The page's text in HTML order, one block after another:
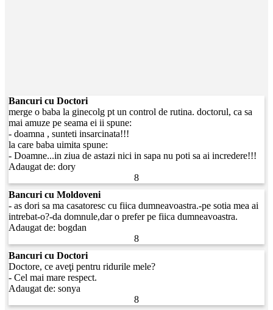
Bancuri cu Doctori
merge o baba la ginecolg pt un control de rutina. doctorul, ca sa
mai amuze pe seama ei ii spune:
- doamna , sunteti insarcinata!!!
la care baba uimita spune:
- Doamne...in ziua de astazi nici in sapa nu poti sa ai incredere!!!
Adaugat de:dory
8
Bancuri cu Moldoveni
- as dori sa ma casatoresc cu fiica dumneavoastra.-pe sotia mea ai
intrebat-o?-da domnule,dar o prefer pe fiica dumneavoastra.
Adaugat de:bogdan
8
Bancuri cu Doctori
Doctore, ce aveţi pentru ridurile mele?
- Cel mai mare respect.
Adaugat de:sonya
8